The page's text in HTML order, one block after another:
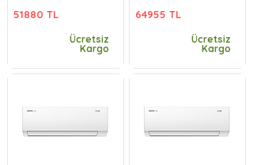
51880 TL
Ücretsiz
Kargo
64955 TL
Ücretsiz
Kargo